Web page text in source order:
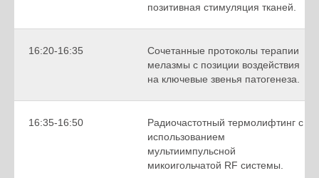
позитивная стимуляция тканей.
16:20-16:35
Сочетанные протоколы терапии
мелазмы с позиции воздействия
на ключевые звенья патогенеза.
16:35-16:50
Радиочастотный термолифтинг с
использованием
мультиимпульсной
микоигольчатой RF системы.